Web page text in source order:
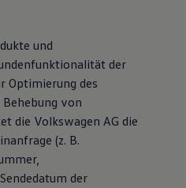
und
der
Optimierung des
von
die Volkswagen AG die
(z. B.
der